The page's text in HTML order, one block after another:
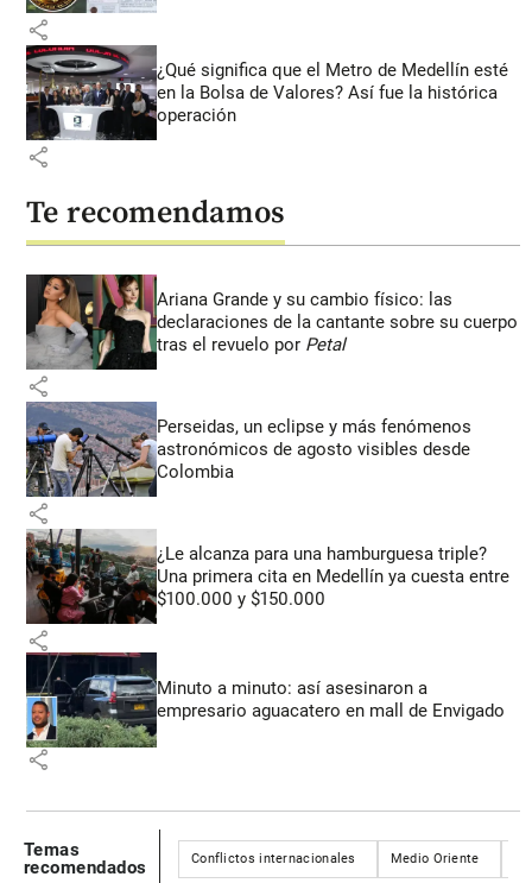
share
¿Qué significa que el Metro de Medellín esté
en la Bolsa de Valores? Así fue la histórica
operación
share
Te recomendamos
Ariana Grande y su cambio físico: las
declaraciones de la cantante sobre su cuerpo
tras el revuelo por Petal
share
Perseidas, un eclipse y más fenómenos
astronómicos de agosto visibles desde
Colombia
share
¿Le alcanza para una hamburguesa triple?
Una primera cita en Medellín ya cuesta entre
$100.000 y $150.000
share
Minuto a minuto: así asesinaron a
empresario aguacatero en mall de Envigado
share
Temas
recomendados
Conflictos internacionales Medio Oriente